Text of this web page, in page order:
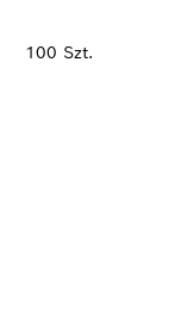
100 Szt.